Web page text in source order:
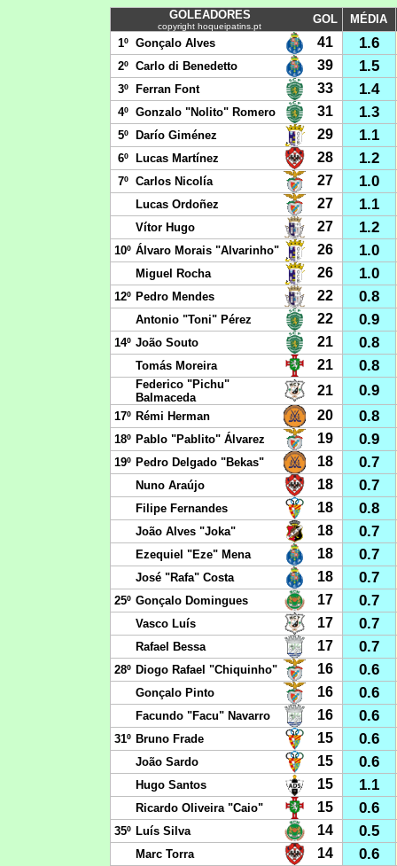
GOLEADORES
copyright hoqueipatins.pt
GOL
MÉDIA
1º Gonçalo Alves 41 1.6
2º Carlo di Benedetto 39 1.5
3º Ferran Font 33 1.4
4º Gonzalo "Nolito" Romero 31 1.3
5º Darío Giménez 29 1.1
6º Lucas Martínez 28 1.2
7º Carlos Nicolía 27 1.0
Lucas Ordoñez 27 1.1
Vítor Hugo 27 1.2
10º Álvaro Morais "Alvarinho" 26 1.0
Miguel Rocha 26 1.0
12º Pedro Mendes 22 0.8
Antonio "Toni" Pérez 22 0.9
14º João Souto 21 0.8
Tomás Moreira 21 0.8
Federico "Pichu"
Balmaceda
21 0.9
17º Rémi Herman 20 0.8
18º Pablo "Pablito" Álvarez 19 0.9
19º Pedro Delgado "Bekas" 18 0.7
Nuno Araújo 18 0.7
Filipe Fernandes 18 0.8
João Alves "Joka" 18 0.7
Ezequiel "Eze" Mena 18 0.7
José "Rafa" Costa 18 0.7
25º Gonçalo Domingues 17 0.7
Vasco Luís 17 0.7
Rafael Bessa 17 0.7
28º Diogo Rafael "Chiquinho" 16 0.6
Gonçalo Pinto 16 0.6
Facundo "Facu" Navarro 16 0.6
31º Bruno Frade 15 0.6
João Sardo 15 0.6
Hugo Santos 15 1.1
Ricardo Oliveira "Caio" 15 0.6
35º Luís Silva 14 0.5
Marc Torra 14 0.6